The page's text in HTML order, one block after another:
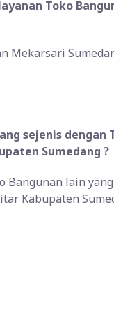
Toko
Mekarsari
sejenis dengan
Sumedang ?
Bangunan lain
Kabupaten